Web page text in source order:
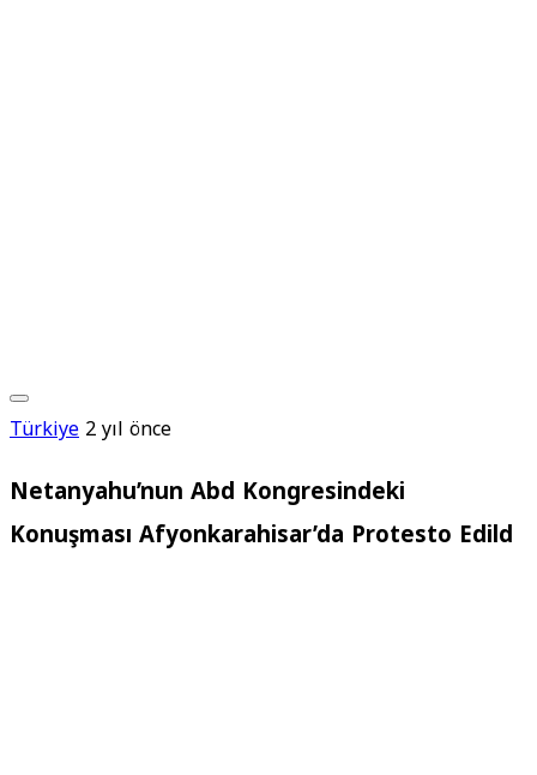
Türkiye2 yıl önce
Netanyahu’nun Abd Kongresindeki
Konuşması Afyonkarahisar’da Protesto Edild